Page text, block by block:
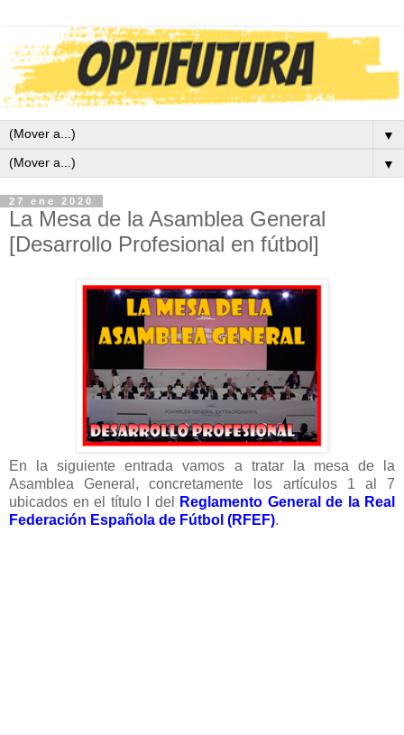
▼
▼
27 ene 2020
La Mesa de la Asamblea General
[Desarrollo Profesional en fútbol]
En la siguiente entrada vamos a tratar la mesa de la
Asamblea General, concretamente los artículos 1 al 7
ubicados en el título I del
Reglamento General de la Real
Federación Española de Fútbol (RFEF).